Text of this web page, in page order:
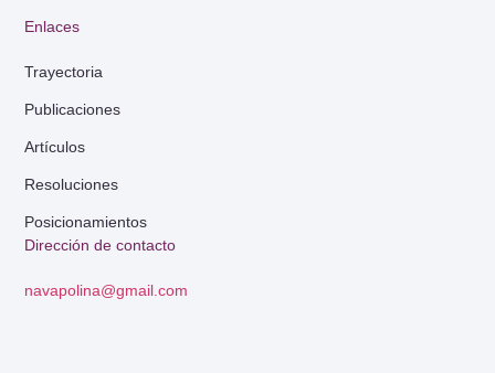
Dirección de contacto
navapolina@gmail.com
Enlaces
Trayectoria
Publicaciones
Artículos
Resoluciones
Posicionamientos